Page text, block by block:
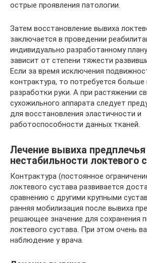
острые проявления патологии.
Затем восстановление вывиха
заключается в проведении
индивидуально разработанному
зависит от степени тяжести
Если за время исключения
контрактура, то потребуется больше
разработки руки. А при растяжении
сухожильного аппарата следует
для восстановления эластичности и
работоспособности данных тканей.
Лечение вывиха предплечья
нестабильности локтевого
Контрактура (постоянное
локтевого сустава развивается
сравнению с другими крупными
ранняя мобилизация после вывиха
решающее значение для сохранения
локтевого сустава. При этом очень
наблюдение у врача.